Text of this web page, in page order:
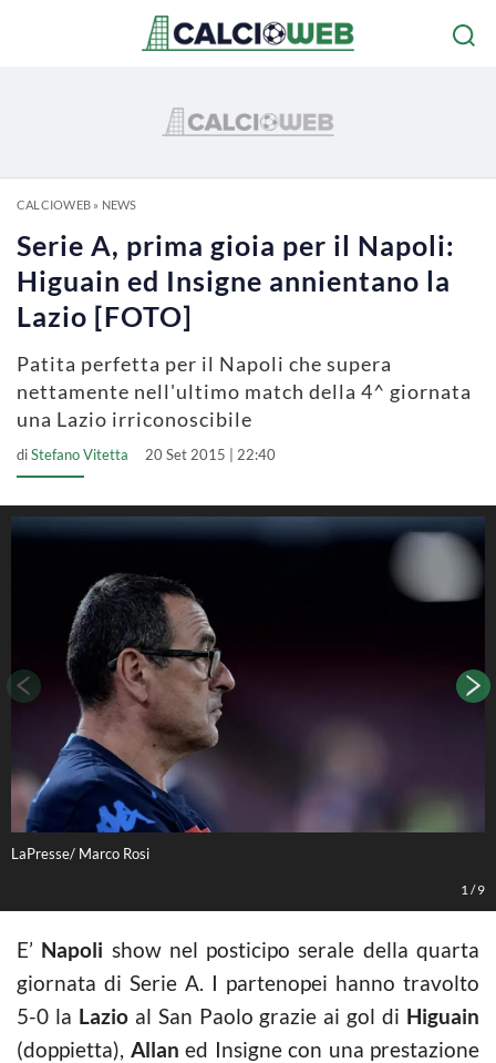
CALCIOWEB» NEWS
Serie A, prima gioia per il Napoli:
Higuain ed Insigne annientano la
Lazio [FOTO]
Patita perfetta per il Napoli che supera
nettamente nell'ultimo match della 4^ giornata
una Lazio irriconoscibile
diStefano Vitetta 20 Set 2015 | 22:40
LaPresse/ Marco Rosi
1 /9
E’ Napoli show nel posticipo serale della quarta
giornata di Serie A. I partenopei hanno travolto
5-0 la Lazioal San Paolo grazie ai gol di Higuain
(doppietta), Allan ed Insigne con una prestazione